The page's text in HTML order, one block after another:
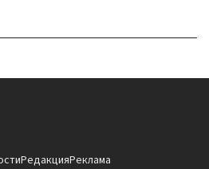
РедакцияРеклама